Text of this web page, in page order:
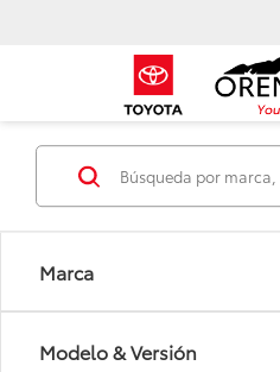
Marca
Modelo & Versión